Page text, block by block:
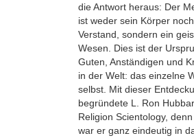
die Antwort heraus: Der
ist weder sein Körper
Verstand, sondern ein
Wesen. Dies ist der
Guten, Anständigen und
in der Welt: das einzelne
selbst. Mit dieser
begründete L. Ron
Religion Scientology,
war er ganz eindeutig in